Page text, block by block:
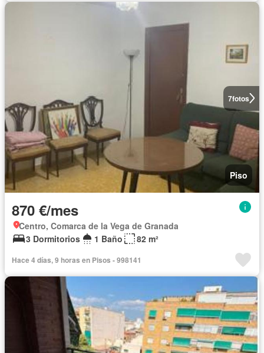
7fotos
Piso
870 €/mes
Centro, Comarca de la Vega de Granada
3 Dormitorios
1 Baño 82 m²
Hace 4 días, 9 horas en Pisos - 998141